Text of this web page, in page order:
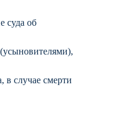
суда об
в случае смерти